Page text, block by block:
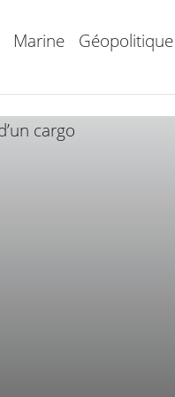
Marine Géopolitique